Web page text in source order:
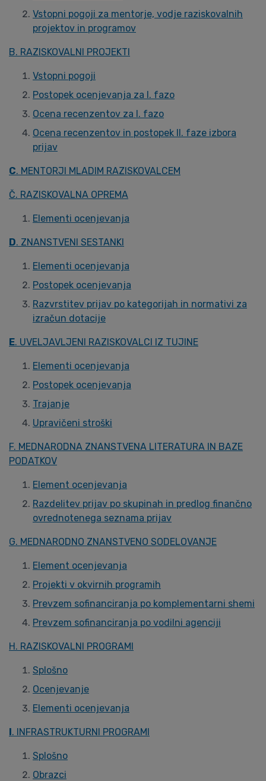
Vstopni pogoji za mentorje, vodje raziskovalnih
projektov in programov
B. RAZISKOVALNI PROJEKTI
Vstopni pogoji
Postopek ocenjevanja za I. fazo
Ocena recenzentov za I. fazo
Ocena recenzentov in postopek II. faze izbora
prijav
C. MENTORJI MLADIM RAZISKOVALCEM
Č. RAZISKOVALNA OPREMA
Elementi ocenjevanja
D. ZNANSTVENI SESTANKI
Elementi ocenjevanja
Postopek ocenjevanja
Razvrstitev prijav po kategorijah in normativi za
izračun dotacije
E. UVELJAVLJENI RAZISKOVALCI IZ TUJINE
Elementi ocenjevanja
Postopek ocenjevanja
Trajanje
Upravičeni stroški
F. MEDNARODNA ZNANSTVENA LITERATURA IN BAZE
PODATKOV
Element ocenjevanja
Razdelitev prijav po skupinah in predlog finančno
ovrednotenega seznama prijav
G. MEDNARODNO ZNANSTVENO SODELOVANJE
Element ocenjevanja
Projekti v okvirnih programih
Prevzem sofinanciranja po komplementarni shemi
Prevzem sofinanciranja po vodilni agenciji
H. RAZISKOVALNI PROGRAMI
Splošno
Ocenjevanje
Elementi ocenjevanja
I. INFRASTRUKTURNI PROGRAMI
Splošno
Obrazci